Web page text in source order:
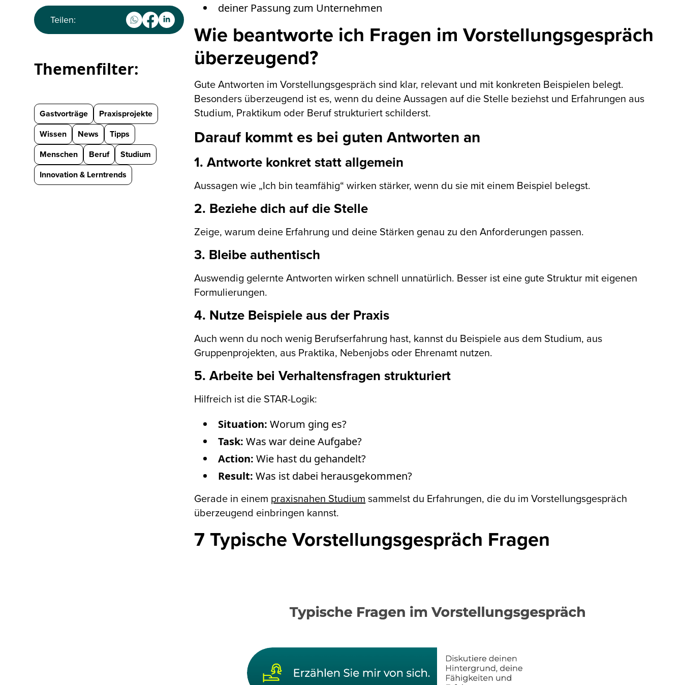
Teilen:
Themenfilter:
Gastvorträge
Praxisprojekte
Wissen
News
Tipps
Menschen
Beruf
Studium
Innovation & Lerntrends
deiner Passung zum Unternehmen
Wie beantworte ich Fragen im Vorstellungsgespräch
überzeugend?
Gute Antworten im Vorstellungsgespräch sind klar, relevant und mit konkreten Beispielen belegt.
Besonders überzeugend ist es, wenn du deine Aussagen auf die Stelle beziehst und Erfahrungen aus
Studium, Praktikum oder Beruf strukturiert schilderst.
Darauf kommt es bei guten Antworten an
1. Antworte konkret statt allgemein
Aussagen wie „Ich bin teamfähig“ wirken stärker, wenn du sie mit einem Beispiel belegst.
2. Beziehe dich auf die Stelle
Zeige, warum deine Erfahrung und deine Stärken genau zu den Anforderungen passen.
3. Bleibe authentisch
Auswendig gelernte Antworten wirken schnell unnatürlich. Besser ist eine gute Struktur mit eigenen
Formulierungen.
4. Nutze Beispiele aus der Praxis
Auch wenn du noch wenig Berufserfahrung hast, kannst du Beispiele aus dem Studium, aus
Gruppenprojekten, aus Praktika, Nebenjobs oder Ehrenamt nutzen.
5. Arbeite bei Verhaltensfragen strukturiert
Hilfreich ist die STAR-Logik:
Situation: Worum ging es?
Task: Was war deine Aufgabe?
Action: Wie hast du gehandelt?
Result: Was ist dabei herausgekommen?
Gerade in einem praxisnahen Studium sammelst du Erfahrungen, die du im Vorstellungsgespräch
überzeugend einbringen kannst.
7 Typische Vorstellungsgespräch Fragen